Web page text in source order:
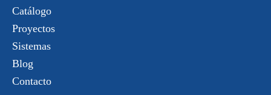
Catálogo
Proyectos
Sistemas
Blog
Contacto